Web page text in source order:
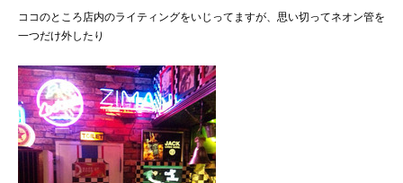
ココのところ店内のライティングをいじってますが、思い切ってネオン管を
一つだけ外したり